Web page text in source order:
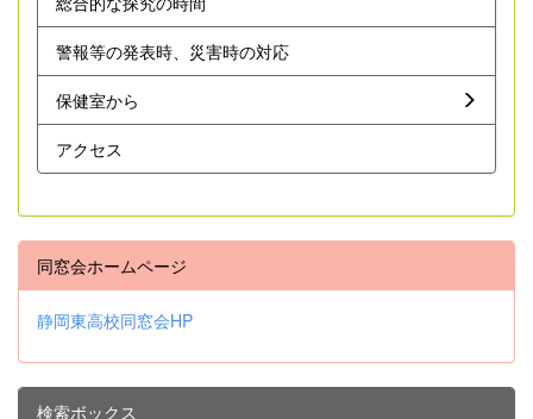
警報等の発表時、災害時の対応
保健室から
アクセス
同窓会ホームページ
静岡東高校同窓会HP
検索ボックス